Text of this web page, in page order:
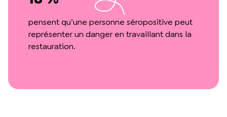
pensent qu’une personne séropositive peut
représenter un danger en travaillant dans la
restauration.